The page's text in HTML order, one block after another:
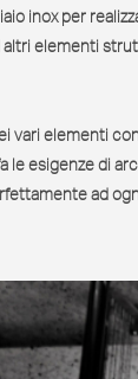
inox per
elementi
vari elementi
le esigenze di
ad